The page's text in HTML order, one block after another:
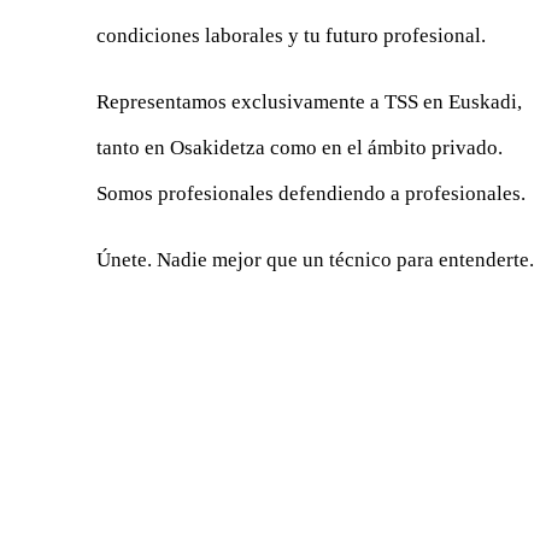
condiciones laborales y tu futuro profesional.
Representamos exclusivamente a TSS en Euskadi,
tanto en Osakidetza como en el ámbito privado.
Somos profesionales defendiendo a profesionales.
Únete. Nadie mejor que un técnico para entenderte.